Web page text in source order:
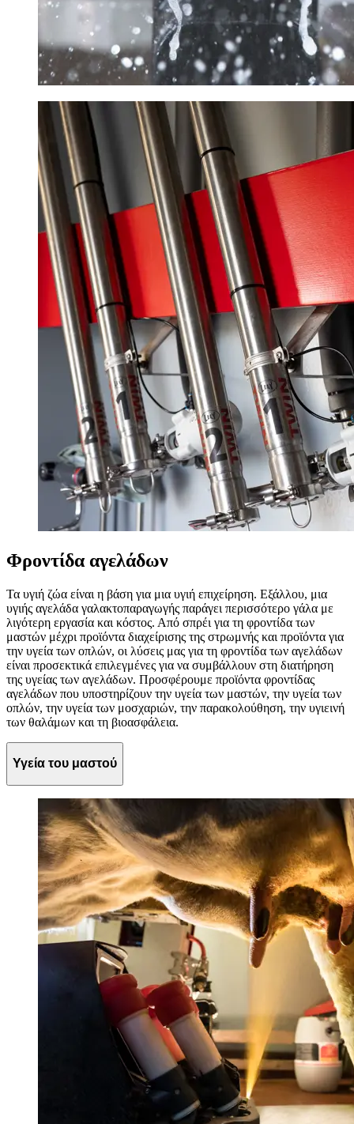
Φροντίδα αγελάδων
Τα υγιή ζώα είναι η βάση για μια υγιή επιχείρηση. Εξάλλου, μια
υγιής αγελάδα γαλακτοπαραγωγής παράγει περισσότερο γάλα με
λιγότερη εργασία και κόστος. Από σπρέι για τη φροντίδα των
μαστών μέχρι προϊόντα διαχείρισης της στρωμνής και προϊόντα για
την υγεία των οπλών, οι λύσεις μας για τη φροντίδα των αγελάδων
είναι προσεκτικά επιλεγμένες για να συμβάλλουν στη διατήρηση
της υγείας των αγελάδων. Προσφέρουμε προϊόντα φροντίδας
αγελάδων που υποστηρίζουν την υγεία των μαστών, την υγεία των
οπλών, την υγεία των μοσχαριών, την παρακολούθηση, την υγιεινή
των θαλάμων και τη βιοασφάλεια.
Υγεία του μαστού